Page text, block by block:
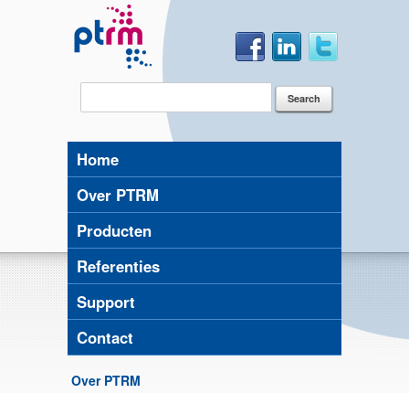
Home
Over PTRM
Producten
Referenties
Support
Contact
Over PTRM